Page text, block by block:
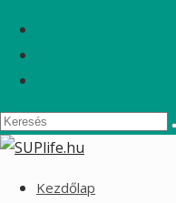
Kezdőlap